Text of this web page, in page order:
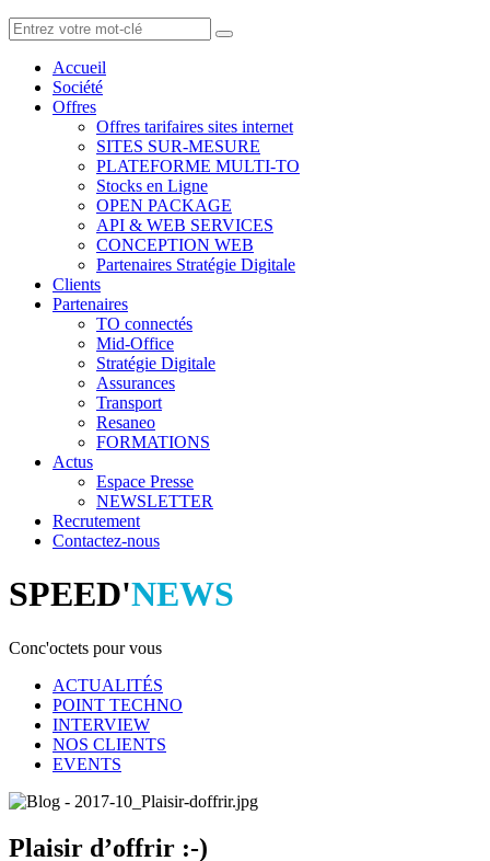
Accueil
Société
Offres
Offres tarifaires sites internet
SITES SUR-MESURE
PLATEFORME MULTI-TO
Stocks en Ligne
OPEN PACKAGE
API & WEB SERVICES
CONCEPTION WEB
Partenaires Stratégie Digitale
Clients
Partenaires
TO connectés
Mid-Office
Stratégie Digitale
Assurances
Transport
Resaneo
FORMATIONS
Actus
Espace Presse
NEWSLETTER
Recrutement
Contactez-nous
SPEED'NEWS
Conc'octets pour vous
ACTUALITÉS
POINT TECHNO
INTERVIEW
NOS CLIENTS
EVENTS
Plaisir d’offrir :-)